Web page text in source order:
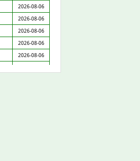
2026-08-06
2026-08-06
2026-08-06
2026-08-06
2026-08-06